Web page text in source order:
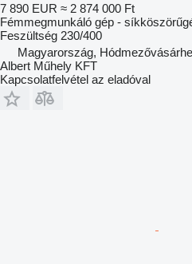
7 890 EUR ≈ 2 874 000 Ft
Fémmegmunkáló gép -
Feszültség 230/400
Magyarország,
Albert Műhely KFT
Kapcsolatfelvétel az eladóval